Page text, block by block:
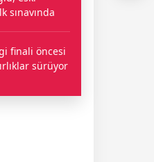
sınavında
finali öncesi
sürüyor